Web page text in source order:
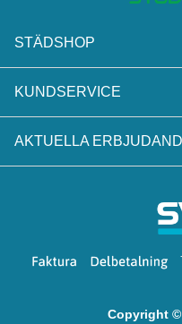
STÄDSHOP
KUNDSERVICE
AKTUELLA
Copyright